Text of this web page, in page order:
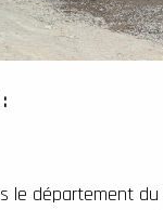
le département du